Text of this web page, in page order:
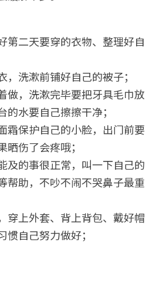
第二天要穿的衣物、整理好自
，洗漱前铺好自己的被子；
做，洗漱完毕要把牙具毛巾放
的水要自己擦擦干净；
霜保护自己的小脸，出门前要
晒伤了会疼哦；
及的事很正常，叫一下自己的
帮助，不吵不闹不哭鼻子最重
穿上外套、背上背包、戴好帽
惯自己努力做好；